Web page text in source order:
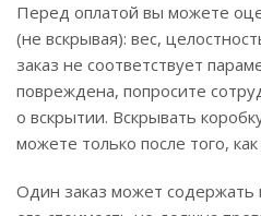
Перед оплатой вы можете
(не вскрывая): вес,
заказ не соответствует
повреждена, попросите
о вскрытии. Вскрывать
можете только после того, как
Один заказ может